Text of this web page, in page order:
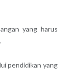
yang harus
pendidikan yang